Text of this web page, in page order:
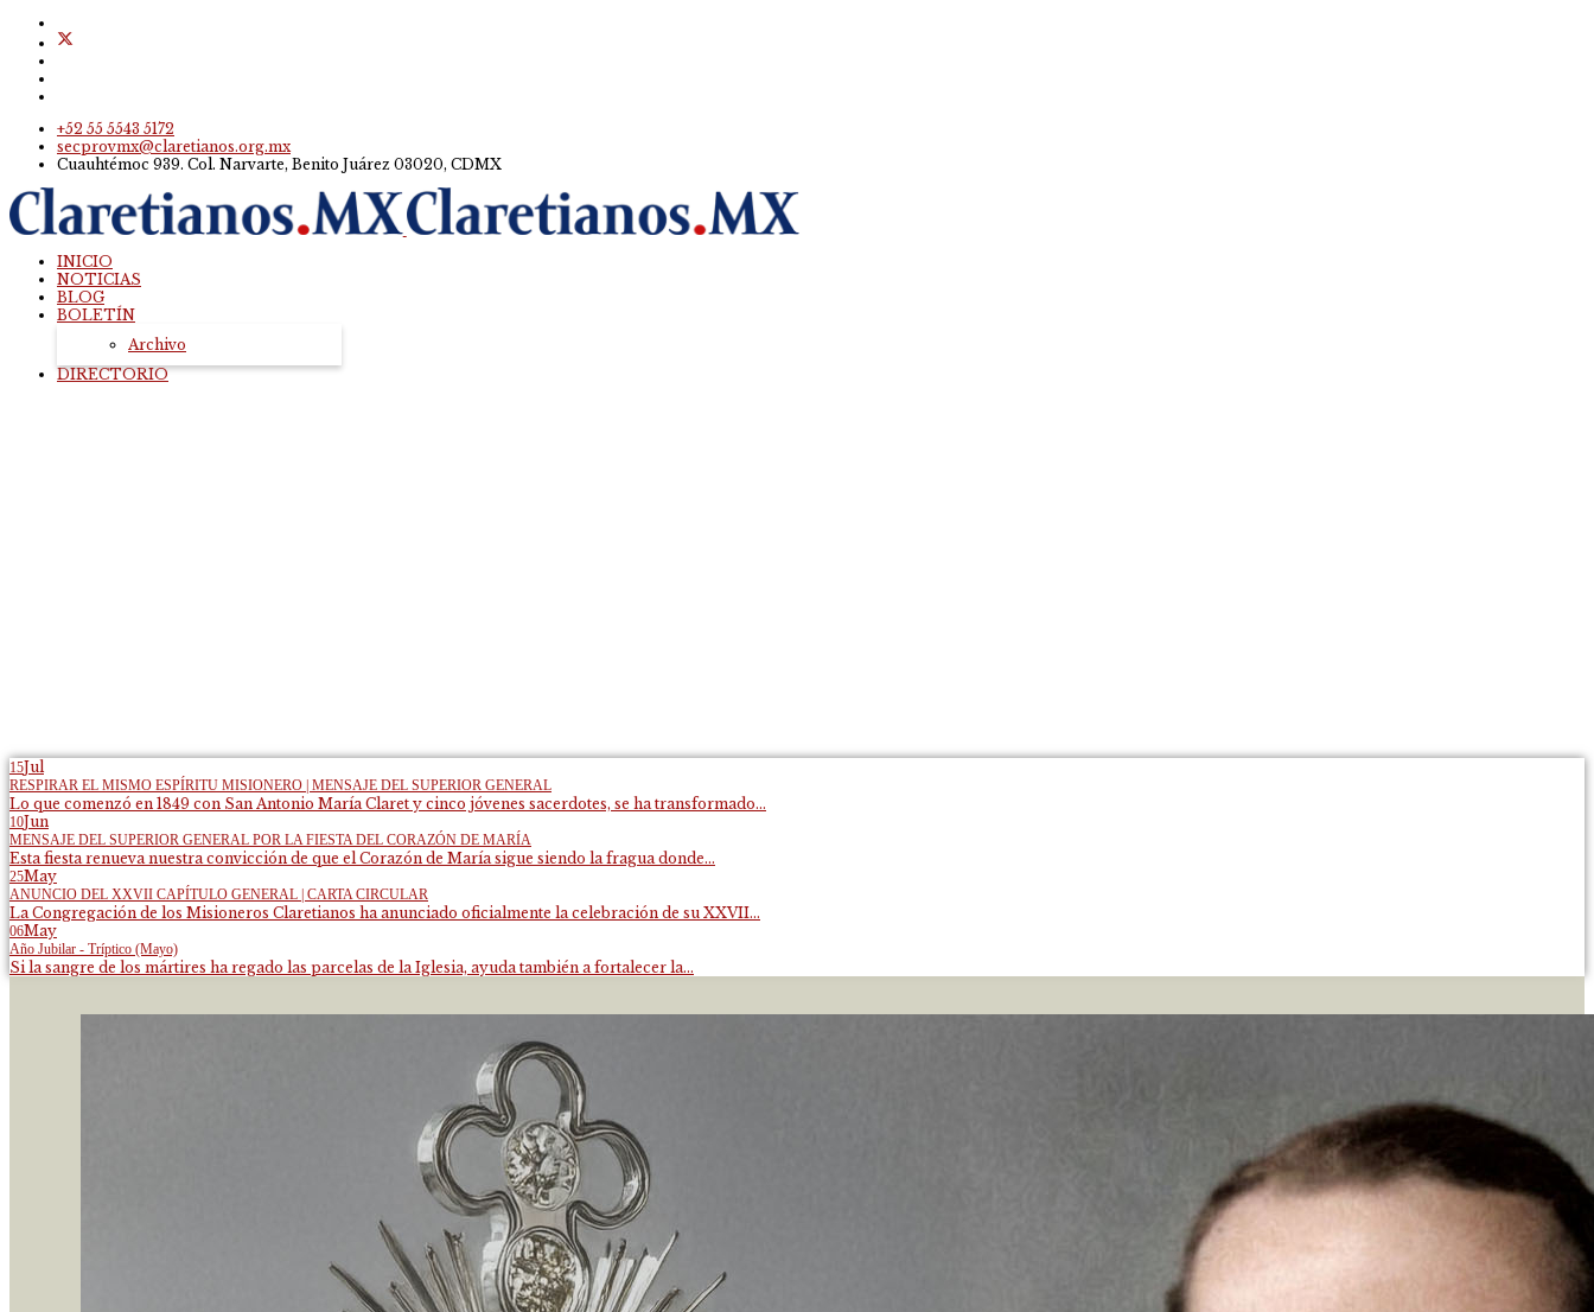
+52 55 5543 5172
secprovmx@claretianos.org.mx
Cuauhtémoc 939. Col. Narvarte, Benito Juárez 03020, CDMX
INICIO
NOTICIAS
BLOG
BOLETÍN
Archivo
DIRECTORIO
15Jul
RESPIRAR EL MISMO ESPÍRITU MISIONERO | MENSAJE DEL SUPERIOR GENERAL
Lo que comenzó en 1849 con San Antonio María Claret y cinco jóvenes sacerdotes, se ha transformado...
10Jun
MENSAJE DEL SUPERIOR GENERAL POR LA FIESTA DEL CORAZÓN DE MARÍA
Esta fiesta renueva nuestra convicción de que el Corazón de María sigue siendo la fragua donde...
25May
ANUNCIO DEL XXVII CAPÍTULO GENERAL | CARTA CIRCULAR
La Congregación de los Misioneros Claretianos ha anunciado oficialmente la celebración de su XXVII...
06May
Año Jubilar - Tríptico (Mayo)
Si la sangre de los mártires ha regado las parcelas de la Iglesia, ayuda también a fortalecer la...